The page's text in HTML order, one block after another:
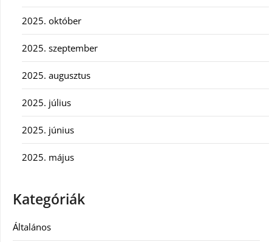
2025. október
2025. szeptember
2025. augusztus
2025. július
2025. június
2025. május
Kategóriák
Általános